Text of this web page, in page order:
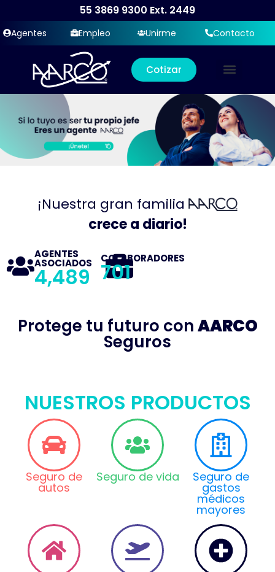
55 3869 9300 Ext. 2449
Agentes Empleo Unirme Contacto
Cotizar
¡Nuestra gran familia
crece a diario!
AGENTES
ASOCIADOS
4,489
COLABORADORES
701
Protege tu futuro conAARCO
Seguros
NUESTROS PRODUCTOS
Seguro de
autos
Seguro de vida Seguro de
gastos
médicos
mayores